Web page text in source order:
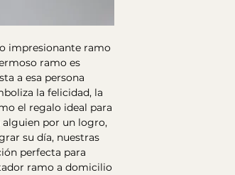
impresionante ramo
ramo es
a esa persona
la felicidad, la
el regalo ideal para
alguien por un logro,
su día, nuestras
perfecta para
ramo a domicilio